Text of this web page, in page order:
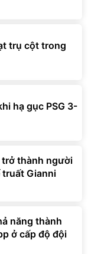
trụ cột trong
hạ gục PSG 3-
trở thành người
Gianni
năng thành
ở cấp độ đội